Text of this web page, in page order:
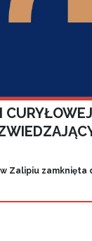
Zalipiu zamknięta